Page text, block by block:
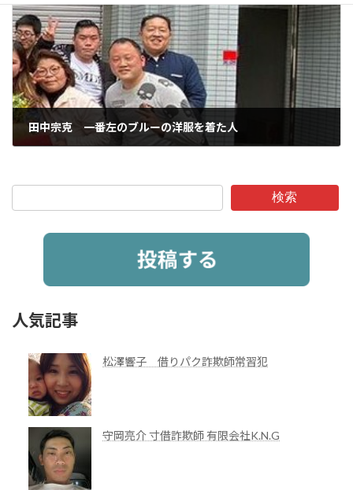
田中宗克 一番左のブルーの洋服を着た人
検索
人気記事
松澤響子 借りパク詐欺師常習犯
守岡亮介 寸借詐欺師 有限会社K.N.G